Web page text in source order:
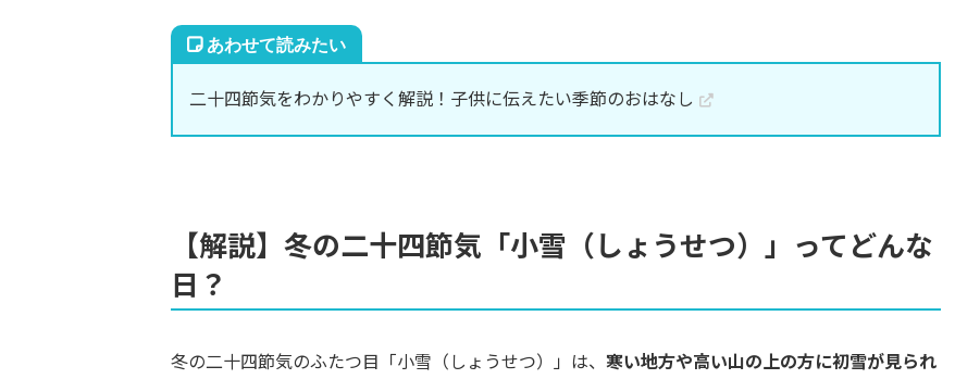
二十四節気をわかりやすく解説！子供に伝えたい季節のおはなし
【解説】冬の二十四節気「小雪（しょうせつ）」ってどんな
日？
冬の二十四節気のふたつ目「小雪（しょうせつ）」は、 寒い地方や高い山の上の方に初雪が見られ